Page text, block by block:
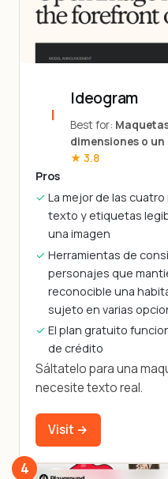
Ideogram
Best for:
dimensiones o
★ 3.8
Pros
La mejor de las
texto y etiquetas
una imagen
Herramientas de
personajes que
reconocible una
sujeto en varias
El plan gratuito
de crédito
Sáltatelo para una
necesite texto real.
Visit →
4